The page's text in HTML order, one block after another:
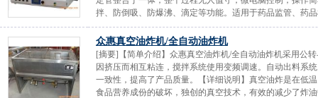
拌、防倒吸、防爆沸、滴定等功能。适用于药品监管、药
众惠真空油炸机/全自动油炸机
[摘要]【简单介绍】众惠真空油炸机/全自动油炸机采用公
因挤压而相互粘连，搅拌系统使用变频调速。自动出料系
一致性，提高了产品质量。【详细说明】真空油炸是在低
食品营养成份的破坏，独创的真空技术，有效的减少了炸